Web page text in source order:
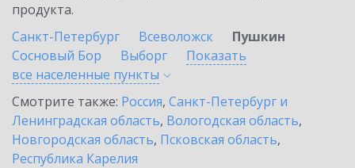
продукта.
Санкт-Петербург
Всеволожск
Пушкин
Сосновый Бор
Выборг
Показать
все населенные пункты
Смотрите также: Россия, Санкт-Петербург и
Ленинградская область, Вологодская область,
Новгородская область, Псковская область,
Республика Карелия